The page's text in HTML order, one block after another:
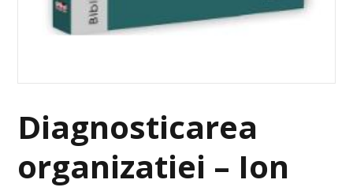
Diagnosticarea
organizatiei – Ion